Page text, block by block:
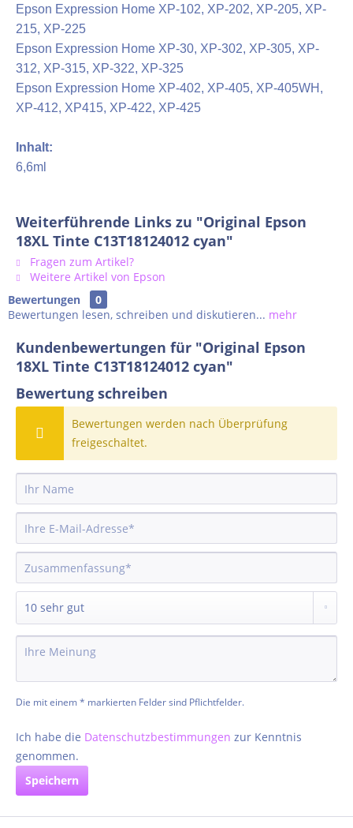
Epson Expression Home XP-102, XP-202, XP-205, XP-
215, XP-225
Epson Expression Home XP-30, XP-302, XP-305, XP-
312, XP-315, XP-322, XP-325
Epson Expression Home XP-402, XP-405, XP-405WH,
XP-412, XP415, XP-422, XP-425
Inhalt:
6,6ml
Weiterführende Links zu "Original Epson
18XL Tinte C13T18124012 cyan"
Fragen zum Artikel?
Weitere Artikel von Epson
Bewertungen
0
Bewertungen lesen, schreiben und diskutieren... mehr
Kundenbewertungen für "Original Epson
18XL Tinte C13T18124012 cyan"
Bewertung schreiben
Bewertungen werden nach Überprüfung
freigeschaltet.
Die mit einem * markierten Felder sind Pflichtfelder.
Ich habe die Datenschutzbestimmungen zur Kenntnis
genommen.
Speichern